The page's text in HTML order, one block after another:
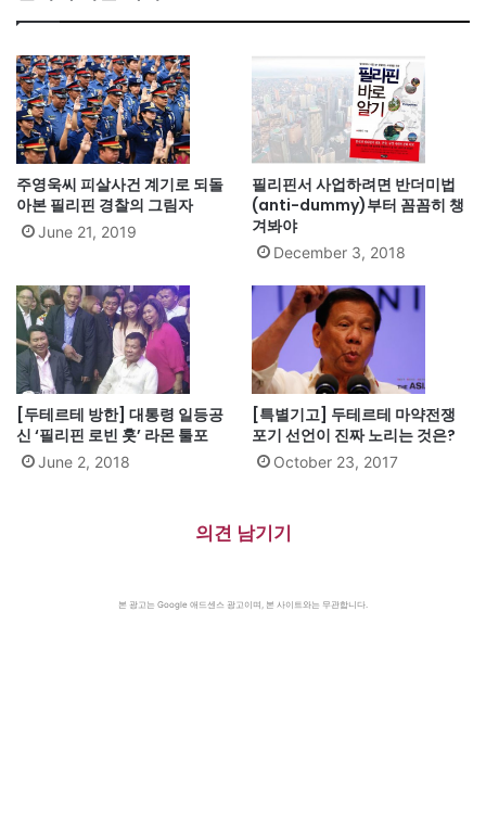
주영욱씨 피살사건 계기로 되돌
아본 필리핀 경찰의 그림자
June 21, 2019
필리핀서 사업하려면 반더미법
(anti-dummy)부터 꼼꼼히 챙
겨봐야
December 3, 2018
[두테르테 방한] 대통령 일등공
신 ‘필리핀 로빈 훗’ 라몬 툴포
June 2, 2018
[특별기고] 두테르테 마약전쟁
포기 선언이 진짜 노리는 것은?
October 23, 2017
의견 남기기
본 광고는 Google 애드센스 광고이며, 본 사이트와는 무관합니다.